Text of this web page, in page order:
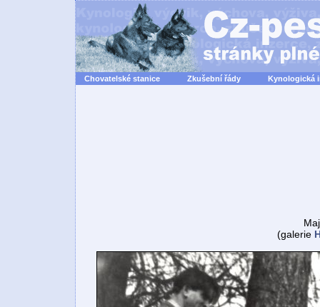
Chovatelské stanice Zkušební řády Kynologická
(galerie